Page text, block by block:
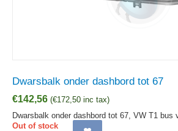
Dwarsbalk onder dashbord tot 67
€142,56 (€172,50 inc tax)
Dwarsbalk onder dashbord tot 67, VW T1 bus
Out of stock